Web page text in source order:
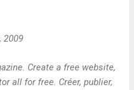
2009
Create a free website,
all for free. Créer, publier,